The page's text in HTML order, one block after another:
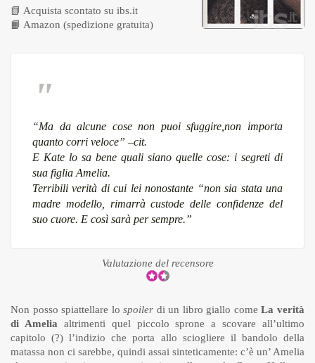
📗 Acquista scontato su ibs.it
📙 Amazon (spedizione gratuita)
“Ma da alcune cose non puoi sfuggire,non importa
quanto corri veloce” –cit.
E Kate lo sa bene quali siano quelle cose: i segreti di
sua figlia Amelia.
Terribili verità di cui lei nonostante “non sia stata una
madre modello, rimarrà custode delle confidenze del
suo cuore. E così sarà per sempre.”
Valutazione del recensore
Non posso spiattellare lospoiler di un libro giallo comeLa verità
di Amelia altrimenti quel piccolo sprone a scovare all’ultimo
capitolo (?) l’indizio che porta allo sciogliere il bandolo della
matassa non ci sarebbe, quindi assai sinteticamente: c’è un’ Amelia